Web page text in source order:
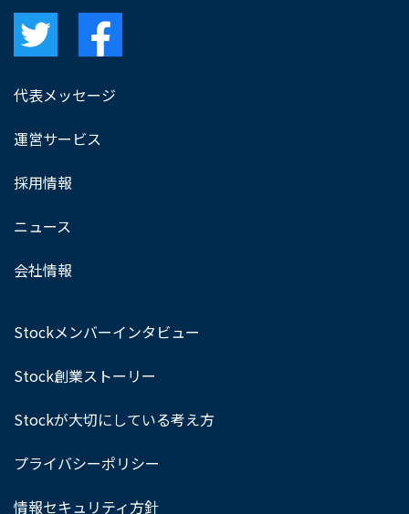
代表メッセージ
運営サービス
採用情報
ニュース
会社情報
Stockメンバーインタビュー
Stock創業ストーリー
Stockが大切にしている考え方
プライバシーポリシー
情報セキュリティ方針